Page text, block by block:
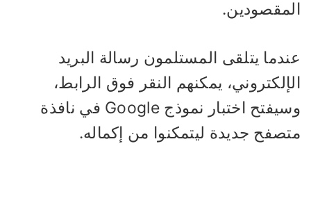
يتلقى المستلمون رسالة البريد
يمكنهم النقر فوق الرابط،
وسيفتح اختبار نموذج Google في نافذة
جديدة ليتمكنوا من إكماله.